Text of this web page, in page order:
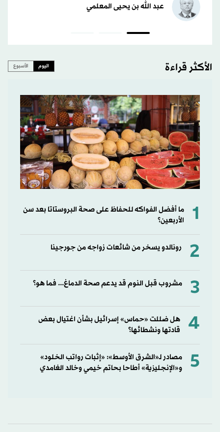
عبد الله بن يحيى المعلمي
الأكثر قراءة اليوم الأسبوع
1
ما أفضل الفواكه للحفاظ على صحة البروستاتا بعد سن
الأربعين؟
2 رونالدو يسخر من شائعات زواجه من جورجينا
3 مشروب قبل النوم قد يدعم صحة الدماغ... فما هو؟
4
هل ضللت «حماس» إسرائيل بشأن اغتيال بعض
قادتها ونشطائها؟
5
مصادر لـ«الشرق الأوسط»: «إثبات رواتب الخلود»
و«الإنجليزية» أطاحا بحاتم خيمي وخالد الغامدي